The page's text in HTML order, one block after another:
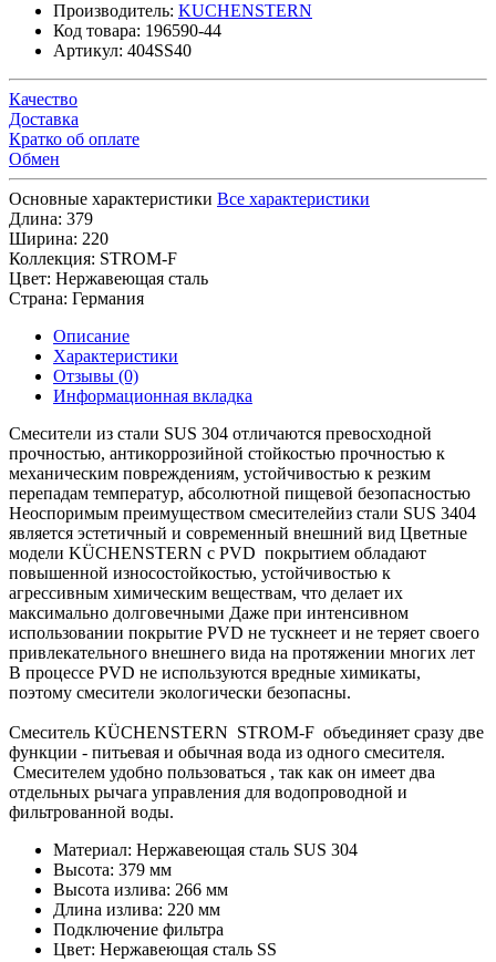
Производитель: KUCHENSTERN
Код товара: 196590-44
Артикул: 404SS40
Качество
Доставка
Кратко об оплате
Обмен
Основные характеристики Все характеристики
Длина: 379
Ширина: 220
Коллекция: STROM-F
Цвет: Нержавеющая сталь
Страна: Германия
Описание
Характеристики
Отзывы (0)
Информационная вкладка
Смесители из стали SUS 304 отличаются превосходной
прочностью, антикоррозийной стойкостью прочностью к
механическим повреждениям, устойчивостью к резким
перепадам температур, абсолютной пищевой безопасностью
Неоспоримым преимуществом смесителейиз стали SUS 3404
является эстетичный и современный внешний вид Цветные
модели KÜCHENSTERN с PVD покрытием обладают
повышенной износостойкостью, устойчивостью к
агрессивным химическим веществам, что делает их
максимально долговечными Даже при интенсивном
использовании покрытие PVD не тускнеет и не теряет своего
привлекательного внешнего вида на протяжении многих лет
В процессе PVD не используются вредные химикаты,
поэтому смесители экологически безопасны.
Смеситель KÜCHENSTERN STROM-F объединяет сразу две
функции - питьевая и обычная вода из одного смесителя.
Смесителем удобно пользоваться , так как он имеет два
отдельных рычага управления для водопроводной и
фильтрованной воды.
Материал: Нержавеющая сталь SUS 304
Высота: 379 мм
Высота излива: 266 мм
Длина излива: 220 мм
Подключение фильтра
Цвет: Нержавеющая сталь SS